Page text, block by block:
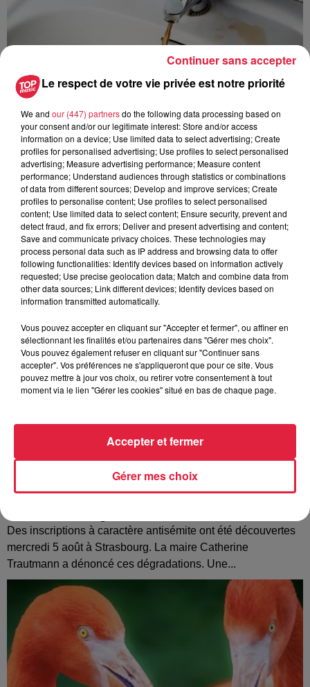
À Hoerdt, de l’eau brune sort des robinets
Depuis plusieurs jours, des habitants de Hoerdt ont vu de
l’eau brune s’écouler de leurs robinets. Face aux
nombreuses interrogations, la municipalité a pris...
Des inscriptions à caractère antisémite ont été découvertes
mercredi 5 août à Strasbourg. La maire Catherine
Trautmann a dénoncé ces dégradations. Une...
Le respect de votre vie privée est notre priorité
We and our (447) partnersdo the following data processing based on
your consent and/or our legitimate interest: Store and/or access
information on a device; Use limited data to select advertising; Create
profiles for personalised advertising; Use profiles to select personalised
advertising; Measure advertising performance; Measure content
performance; Understand audiences through statistics or combinations
of data from different sources; Develop and improve services; Create
profiles to personalise content; Use profiles to select personalised
content; Use limited data to select content; Ensure security, prevent and
detect fraud, and fix errors; Deliver and present advertising and content;
Save and communicate privacy choices. These technologies may
process personal data such as IP address and browsing data to offer
following functionalities: Identify devices based on information actively
requested; Use precise geolocation data; Match and combine data from
other data sources; Link different devices; Identify devices based on
information transmitted automatically.
Vous pouvez accepter en cliquant sur "Accepter et fermer", ou affiner en
sélectionnant les finalités et/ou partenaires dans "Gérer mes choix".
Vous pouvez également refuser en cliquant sur "Continuer sans
accepter". Vos préférences ne s'appliqueront que pour ce site. Vous
pouvez mettre à jour vos choix, ou retirer votre consentement à tout
moment via le lien "Gérer les cookies" situé en bas de chaque page.
Gérer mes choix
Accepter et fermer
Continuer sans accepter